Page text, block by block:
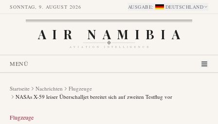
SONNTAG, 9. AUGUST 2026 AUSGABE: DEUTSCHLAND
AIR NAMIBIA
AVIATION INTELLIGENCE
MENÜ
Startseite Nachrichten
Flugzeuge
NASAs X-59 leiser Überschalljet bereitet sich auf zweiten Testflug vor
Flugzeuge